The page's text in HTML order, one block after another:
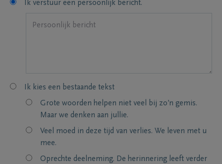
Ik verstuur een persoonlijk bericht.
Ik kies een bestaande tekst
Grote woorden helpen niet veel bij zo’n gemis.
Maar we denken aan jullie.
Veel moed in deze tijd van verlies. We leven met u
mee.
Oprechte deelneming. De herinnering leeft verder